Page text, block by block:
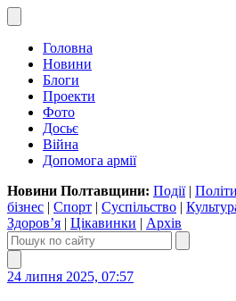
Головна
Новини
Блоги
Проекти
Фото
Досьє
Війна
Допомога армії
Новини Полтавщини: Події|
бізнес | Спорт | Суспільство |
Здоров’я | Цікавинки | Архів
24 липня 2025, 07:57